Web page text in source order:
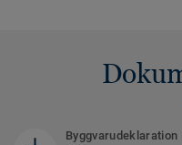
Byggvarudeklaration